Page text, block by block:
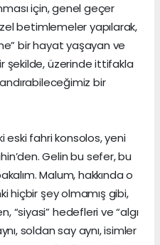
için, genel geçer
betimlemeler yapılarak,
bir hayat yaşayan ve
şekilde, üzerinde ittifakla
bir
eski fahri konsolos, yeni
Gelin bu sefer, bu
Malum, hakkında o
hiçbir şey olmamış gibi,
“siyasi” hedefleri ve “algı
soldan say aynı, isimler